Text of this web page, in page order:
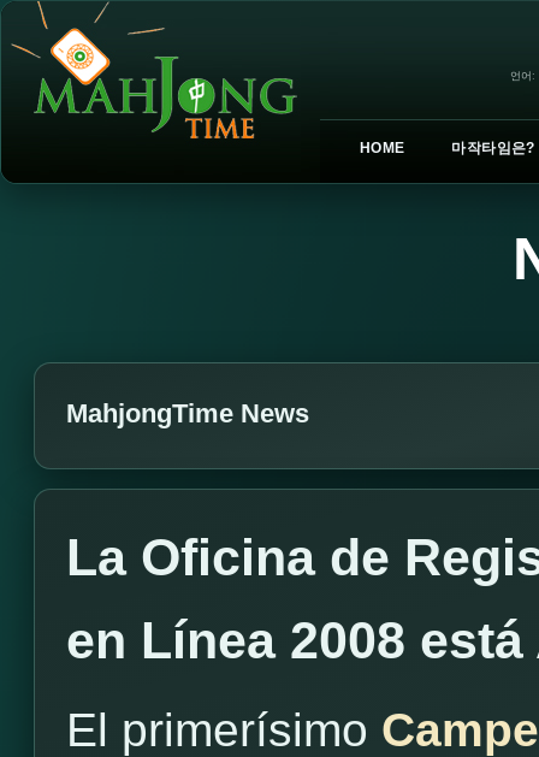
언어:
HOME 마작타임은?
MahjongTime News
La Oficina de
en Línea 2008
El primerísimo